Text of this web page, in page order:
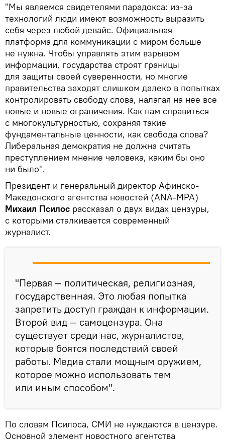
"Мы являемся свидетелями парадокса: из-за
технологий люди имеют возможность выразить
себя через любой девайс. Официальная
платформа для коммуникации с миром больше
не нужна. Чтобы управлять этим взрывом
информации, государства строят границы
для защиты своей суверенности, но многие
правительства заходят слишком далеко в попытках
контролировать свободу слова, налагая на нее все
новые и новые ограничения. Как нам справиться
с многокультурностью, сохраняя такие
фундаментальные ценности, как свобода слова?
Либеральная демократия не должна считать
преступлением мнение человека, каким бы оно
ни было".
Президент и генеральный директор Афинско-
Македонского агентства новостей (ANA-MPA)
Михаил Псилос рассказал о двух видах цензуры,
с которыми сталкивается современный
журналист.
"Первая — политическая, религиозная,
государственная. Это любая попытка
запретить доступ граждан к информации.
Второй вид — самоцензура. Она
существует среди нас, журналистов,
которые боятся последствий своей
работы. Медиа стали мощным оружием,
которое можно использовать тем
или иным способом".
По словам Псилоса, СМИ не нуждаются в цензуре.
Основной элемент новостного агентства